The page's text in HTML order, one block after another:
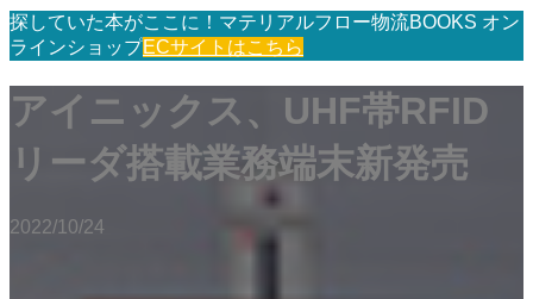
探していた本がここに！マテリアルフロー物流BOOKS オン
ラインショップECサイトはこちら
アイニックス、UHF帯RFID
リーダ搭載業務端末新発売
2022/10/24